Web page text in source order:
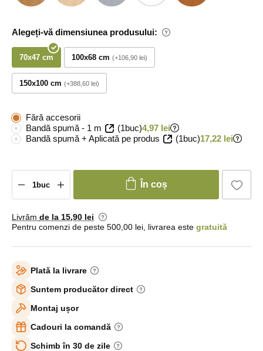
Alegeți-vă dimensiunea produsului:
70x47 cm 100x68 cm +106,90 lei
150x100 cm +388,60 lei
Fără accesorii
Bandă spumă - 1 m
(1buc)4,97 lei
Bandă spumă + Aplicată pe produs
(1buc)17,22 lei
În coș
Livrăm de la 15,90 lei
Pentru comenzi de peste 500,00 lei, livrarea este gratuită
Plată la livrare
Suntem producător direct
Montaj ușor
Cadouri la comandă
Schimb în 30 de zile